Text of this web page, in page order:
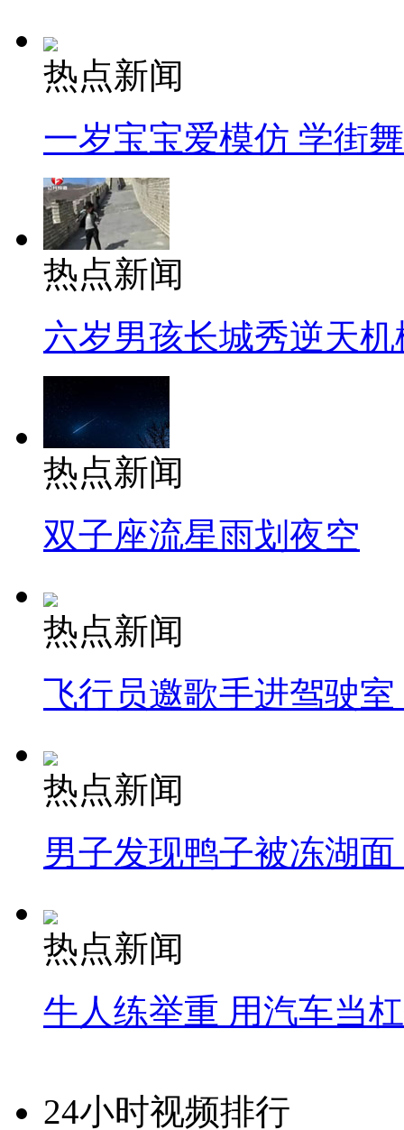
热点新闻
一岁宝宝爱模仿 学街
热点新闻
六岁男孩长城秀逆天机
热点新闻
双子座流星雨划夜空
热点新闻
飞行员邀歌手进驾驶
热点新闻
男子发现鸭子被冻湖
热点新闻
牛人练举重 用汽车当
24小时视频排行